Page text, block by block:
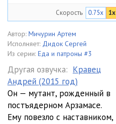
Скорость 0.75x 1x
Автор: Мичурин Артем
Исполняет: Дидок Сергей
Из серии: Еда и патроны #3
Другая озвучка: Кравец
Андрей (2015 год)
Он — мутант, рожденный в
постъядерном Арзамасе.
Ему повезло с наставником,